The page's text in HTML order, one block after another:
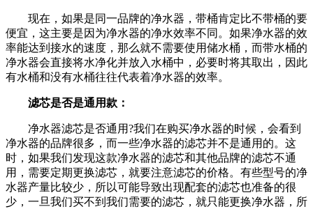
现在，如果是同一品牌的净水器，带桶肯定比不带桶的要
便宜，这主要是因为净水器的净水效率不同。如果净水器的效
率能达到接水的速度，那么就不需要使用储水桶，而带水桶的
净水器会直接将水净化并放入水桶中，必要时将其取出，因此
有水桶和没有水桶往往代表着净水器的效率。
滤芯是否是通用款：
净水器滤芯是否通用?我们在购买净水器的时候，会看到
净水器的品牌很多，而一些净水器的滤芯并不是通用的。这
时，如果我们发现这款净水器的滤芯和其他品牌的滤芯不通
用，需要定期更换滤芯，就要注意滤芯的价格。有些型号的净
水器产量比较少，所以可能导致出现配套的滤芯也准备的很
少，一旦我们买不到我们需要的滤芯，就只能更换净水器，所